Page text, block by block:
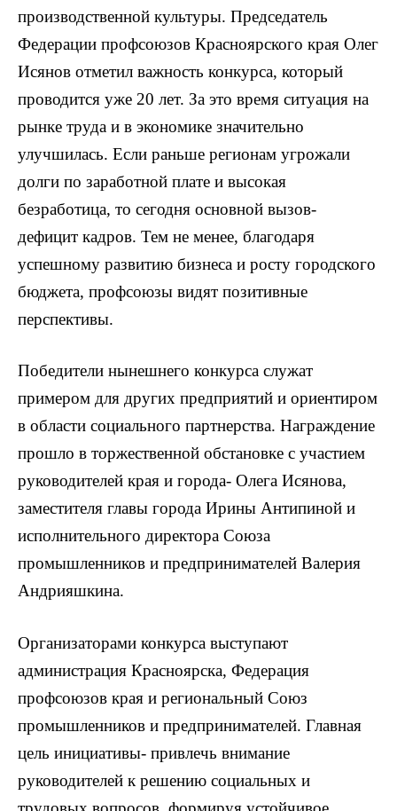
производственной культуры. Председатель
Федерации профсоюзов Красноярского края Олег
Исянов отметил важность конкурса, который
проводится уже 20 лет. За это время ситуация на
рынке труда и в экономике значительно
улучшилась. Если раньше регионам угрожали
долги по заработной плате и высокая
безработица, то сегодня основной вызов-
дефицит кадров. Тем не менее, благодаря
успешному развитию бизнеса и росту городского
бюджета, профсоюзы видят позитивные
перспективы.
Победители нынешнего конкурса служат
примером для других предприятий и ориентиром
в области социального партнерства. Награждение
прошло в торжественной обстановке с участием
руководителей края и города- Олега Исянова,
заместителя главы города Ирины Антипиной и
исполнительного директора Союза
промышленников и предпринимателей Валерия
Андрияшкина.
Организаторами конкурса выступают
администрация Красноярска, Федерация
профсоюзов края и региональный Союз
промышленников и предпринимателей. Главная
цель инициативы- привлечь внимание
руководителей к решению социальных и